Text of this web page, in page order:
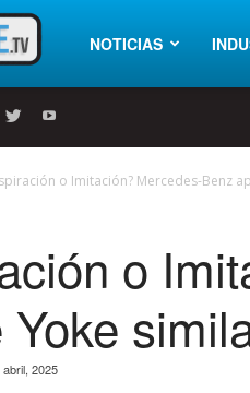
AsíNOTICIAS
o Imitación? Mercedes-Benz
o
abril, 2025